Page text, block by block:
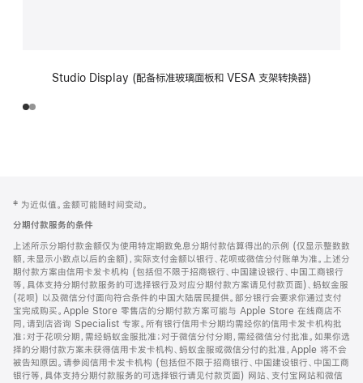
Studio Display (配备标准玻璃面板和 VESA 支架转换器)
页
页
脚
注
‡ 为近似值。金额可能随时间变动。
分期付款服务的条件
上述所示分期付款金额仅为使用特定期数免息分期付款估算得出的示例 (仅显示整数数
额，未显示小数点以后的金额)，实际支付金额以银行、花呗或微信分付账单为准。上述分
期付款方案由信用卡发卡机构 (包括但不限于招商银行、中国建设银行、中国工商银行
等，具体支持分期付款服务的可选择银行及对应分期付款方案请见付款页面)、蚂蚁金服
(花呗) 以及微信分付面向符合条件的中国大陆居民提供。部分银行会要求你通过支付
宝完成购买。Apple Store 零售店的分期付款方案可能与 Apple Store 在线商店不
同，请到店咨询 Specialist 专家。所有银行信用卡分期均需经你的信用卡发卡机构批
准；对于花呗分期，需经蚂蚁金服批准；对于微信分付分期，需经微信分付批准。如果你选
择的分期付款方案未获得信用卡发卡机构、蚂蚁金服或微信分付的批准，Apple 将不会
被告知原因。请参阅信用卡发卡机构 (包括但不限于招商银行、中国建设银行、中国工商
银行等，具体支持分期付款服务的可选择银行请见付款页面) 网站、支付宝网站和微信